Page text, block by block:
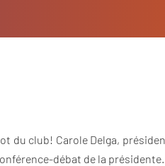
du club! Carole Delga,
débat de la présidente.